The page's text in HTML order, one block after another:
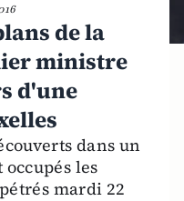
de la
ministre
d'une
dans un
les
mardi 22